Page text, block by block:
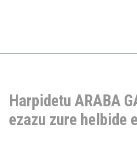
Harpidetu ARABA
ezazu zure helbide